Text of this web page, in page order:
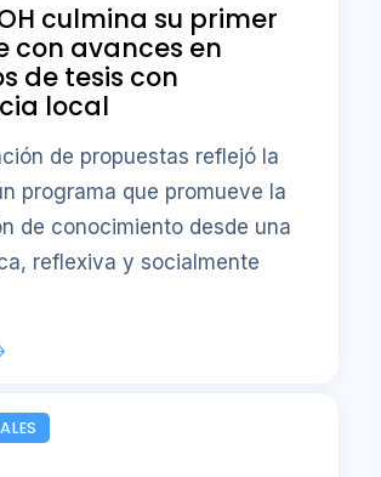
culmina su primer
con avances en
de tesis con
local
de propuestas reflejó la
programa que promueve la
de conocimiento desde una
reflexiva y socialmente